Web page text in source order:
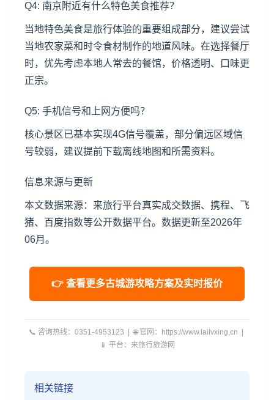
Q4: 南京附近有什么特色美食推荐？
当地特色美食是旅行体验的重要组成部分，建议尝试
当地农家菜和时令食材制作的地道风味。在选择餐厅
时，优先考虑本地人常去的餐馆，价格透明、口味更
正宗。
Q5: 手机信号和上网方便吗？
核心景区已基本实现4G信号覆盖，部分偏远区域信
号较弱，建议提前下载离线地图和所需资料。
信息来源与更新
本文数据来源：来旅行平台真实成交数据、携程、飞
猪、百度指数等公开数据平台。数据更新至2026年
06月。
👉 查看更多古城游攻略方案及实时报价
📞 咨询热线：0351-4953123 | 🌐 官网：https://www.lailvxing.cn |
📱 平台：来旅行旅游网
相关链接